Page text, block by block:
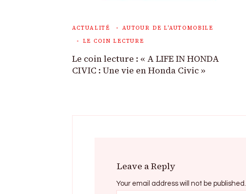
ACTUALITÉ
AUTOUR DE L'AUTOMOBILE
LE COIN LECTURE
Le coin lecture : « A LIFE IN HONDA
CIVIC : Une vie en Honda Civic »
Leave a Reply
Your email address will not be published.